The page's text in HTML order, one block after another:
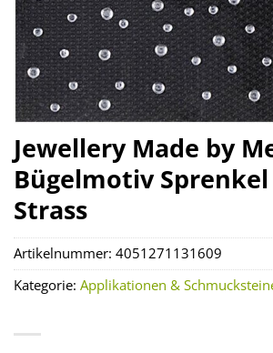
Jewellery Made by
Bügelmotiv
Strass
Artikelnummer: 4051271131609
Kategorie: Applikationen &